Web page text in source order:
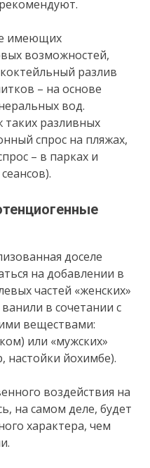
имеющих
возможностей,
разлив
– на основе
вод.
разливных
спрос на пляжах,
– в парках и
доселе
на добавлении в
частей «женских»
в сочетании с
веществами:
или «мужских»
настойки йохимбе).
воздействия на
на самом деле, будет
характера, чем